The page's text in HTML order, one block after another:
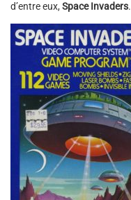
d’entre eux, Space Invaders.